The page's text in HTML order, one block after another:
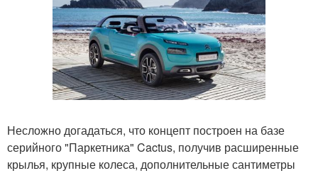
Несложно догадаться, что концепт построен на базе
серийного "Паркетника" Cactus, получив расширенные
крылья, крупные колеса, дополнительные сантиметры